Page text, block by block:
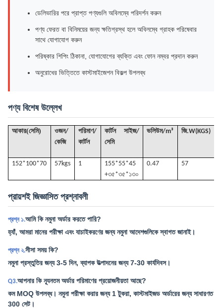
ডেলিভারির পরে প্রাপ্ত পণ্যগুলি অবিলম্বে পরিদর্শন করুন
পণ্য ফেরত বা বিনিময়ের জন্য ক্ষতিগ্রস্থ হলে অবিলম্বে গ্রাহক পরিষেবার
সাথে যোগাযোগ করুন
পরিষ্কার শিপিং ঠিকানা, যোগাযোগের ব্যক্তি এবং ফোন নম্বর প্রদান করুন
অনুরোধের ভিত্তিতে কাস্টমাইজেশন বিকল্প উপলব্ধ
পণ্য বিশেষ উল্লেখ
আকার(সেমি)
ওজন/
কেজি
পরিমাণ/
কার্টন
কার্টন সাইজ/
সেমি
ভলিউম/m³ জি.W(KGS)
152*100*70 57kgs 1
155*55*45
+৩৫*৩৫*১৩০
0.47 57
প্রায়শই জিজ্ঞাসিত প্রশ্নাবলী
প্রশ্ন ১.আমি কি নমুনা অর্ডার করতে পারি?
হ্যাঁ, আমরা মানের পরীক্ষা এবং যাচাইকরণের জন্য নমুনা আদেশগুলিকে স্বাগত জানাই।
প্রশ্ন ২.সীসা সময় কি?
নমুনা প্রস্তুতির জন্য 3-5 দিন, ব্যাপক উত্পাদনের জন্য 7-30 কার্যদিবস।
Q3.আপনার কি ন্যূনতম অর্ডার পরিমাণের প্রয়োজনীয়তা আছে?
কম MOQ উপলব্ধ। নমুনা পরীক্ষা করার জন্য 1 টুকরা, কাস্টমাইজড অর্ডারের জন্য সাধারণত
300 সেট।